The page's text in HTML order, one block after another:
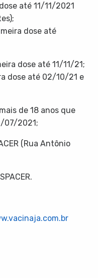
até 11/11/2021
dose até
dose até 11/11/21;
dose até 02/10/21 e
de 18 anos que
07/2021;
(Rua Antônio